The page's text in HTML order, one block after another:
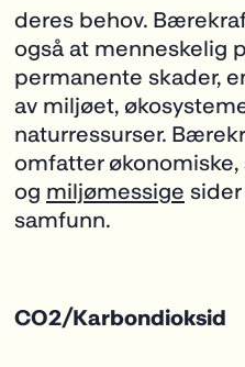
deres behov.
også at menneskelig
permanente skader,
av miljøet,
naturressurser.
omfatter
og miljømessige
samfunn.
CO2/Karbondioksid